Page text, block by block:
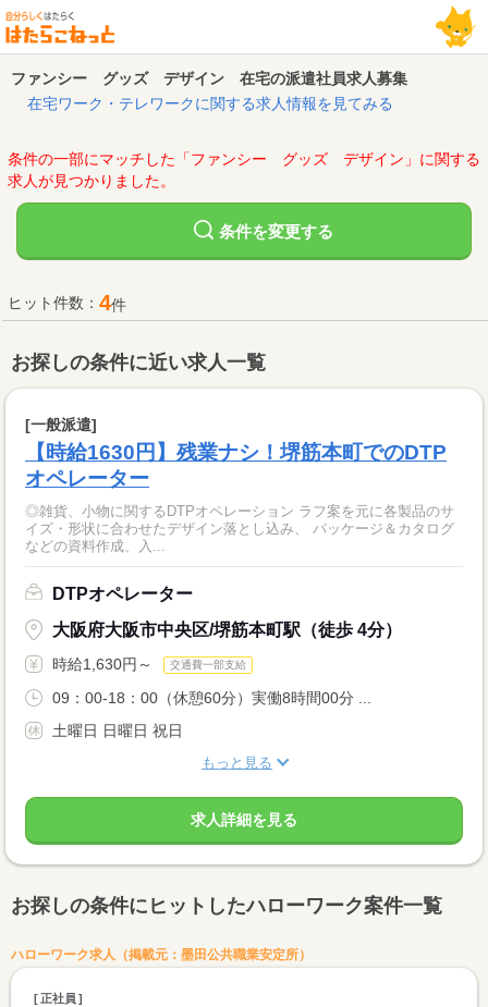
ファンシー グッズ デザイン 在宅の派遣社員求人募集
在宅ワーク・テレワークに関する求人情報を見てみる
条件の一部にマッチした「ファンシー グッズ デザイン」に関する
求人が見つかりました。
条件を変更する
ヒット件数： 4件
お探しの条件に近い求人一覧
[一般派遣]
【時給1630円】残業ナシ！堺筋本町でのDTP
オペレーター
◎雑貨、小物に関するDTPオペレーション ラフ案を元に各製品のサ
イズ・形状に合わせたデザイン落とし込み、 パッケージ＆カタログ
などの資料作成、入...
DTPオペレーター
大阪府大阪市中央区/堺筋本町駅（徒歩 4分）
時給1,630円～ 交通費一部支給
09：00-18：00（休憩60分）実働8時間00分 ...
土曜日 日曜日 祝日
もっと見る
求人詳細を見る
お探しの条件にヒットしたハローワーク案件一覧
ハローワーク求人（掲載元：墨田公共職業安定所）
正社員